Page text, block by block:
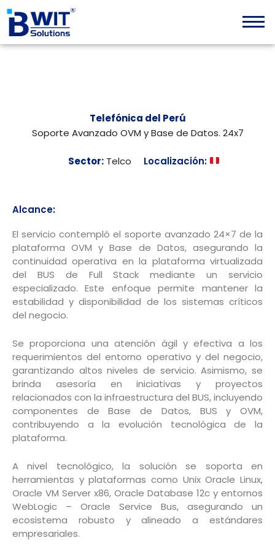
content
content
Telefónica del Perú
Soporte Avanzado OVM y Base de Datos. 24x7
Sector: Telco Localización:
Alcance:
El servicio contempló el soporte avanzado 24×7 de la
plataforma OVM y Base de Datos, asegurando la
continuidad operativa en la plataforma virtualizada
del BUS de Full Stack mediante un servicio
especializado. Este enfoque permite mantener la
estabilidad y disponibilidad de los sistemas críticos
del negocio.
Se proporciona una atención ágil y efectiva a los
requerimientos del entorno operativo y del negocio,
garantizando altos niveles de servicio. Asimismo, se
brinda asesoría en iniciativas y proyectos
relacionados con la infraestructura del BUS, incluyendo
componentes de Base de Datos, BUS y OVM,
contribuyendo a la evolución tecnológica de la
plataforma.
A nivel tecnológico, la solución se soporta en
herramientas y plataformas como Unix Oracle Linux,
Oracle VM Server x86, Oracle Database 12c y entornos
WebLogic – Oracle Service Bus, asegurando un
ecosistema robusto y alineado a estándares
empresariales.